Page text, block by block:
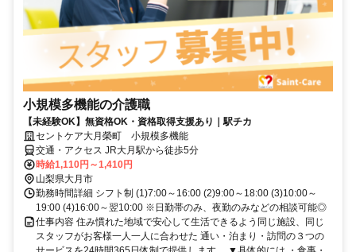
小規模多機能の介護職
【未経験OK】無資格OK・資格取得支援あり｜駅チカ
セントケア大月榮町 小規模多機能
交通・アクセス JR大月駅から徒歩5分
時給1,110円～1,410円
山梨県大月市
勤務時間詳細 シフト制 (1)7:00～16:00 (2)9:00～18:00 (3)10:00～
19:00 (4)16:00～翌10:00 ※日勤帯のみ、夜勤のみなどの相談可能◎
仕事内容 住み慣れた地域で安心して生活できるよう同じ施設、同じ
スタッフがお客様一人一人に合わせた 通い・泊まり・訪問の３つの